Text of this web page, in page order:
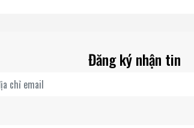
Đăng ký nhận tin